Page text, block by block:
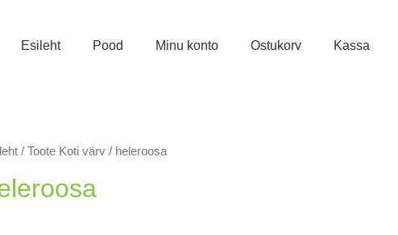
Esileht Pood Minu konto Ostukorv Kassa
/ Toote Koti värv / heleroosa